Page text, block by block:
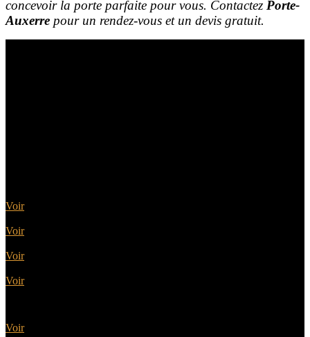
concevoir la porte parfaite pour vous. Contactez Porte-
Auxerre pour un rendez-vous et un devis gratuit.
Voir
Voir
Voir
Voir
Voir